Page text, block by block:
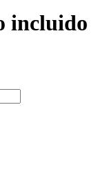
incluido